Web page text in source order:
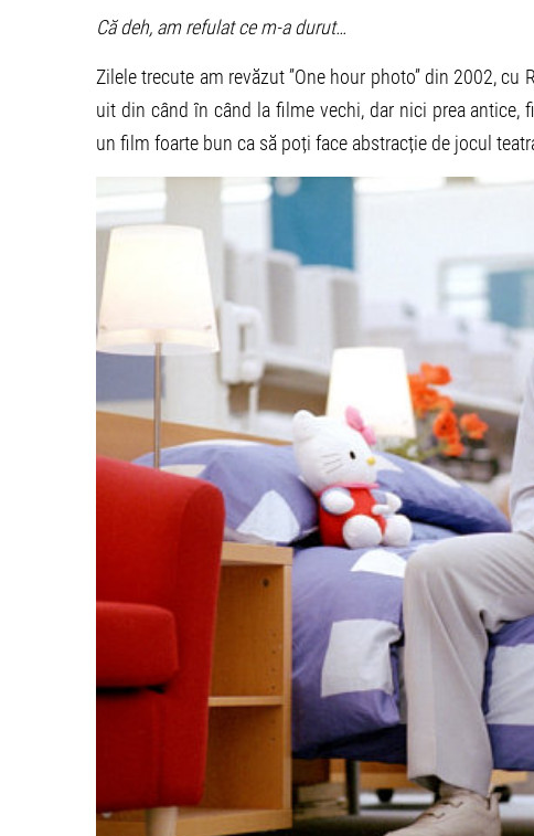
Că deh, am refulat ce m-a durut…
Zilele trecute am revăzut ”One hour photo” din 2002,
uit din când în când la filme vechi, dar nici prea antice,
un film foarte bun ca să poți face abstracție de jocul